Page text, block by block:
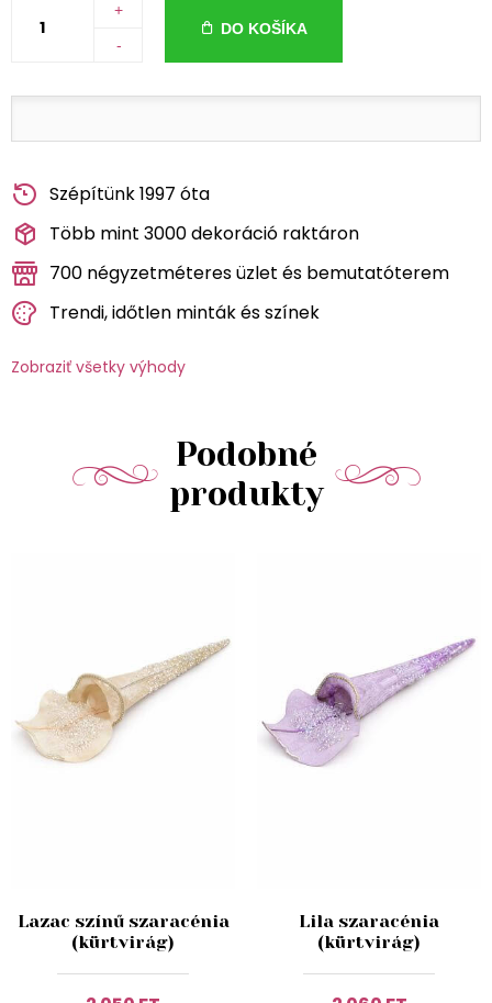
+
-
DO KOŠÍKA
Szépítünk 1997 óta
Több mint 3000 dekoráció raktáron
700 négyzetméteres üzlet és bemutatóterem
Trendi, időtlen minták és színek
Zobraziť všetky výhody
Podobné
produkty
Lazac színű szaracénia
(kürtvirág)
Lila szaracénia
(kürtvirág)